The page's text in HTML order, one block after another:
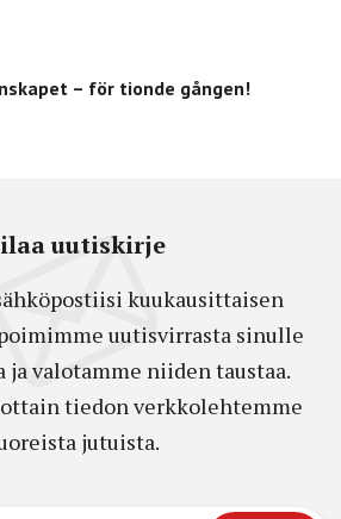
– för tionde gången!
uutiskirje
kuukausittaisen
uutisvirrasta sinulle
valotamme niiden taustaa.
tiedon verkkolehtemme
jutuista.